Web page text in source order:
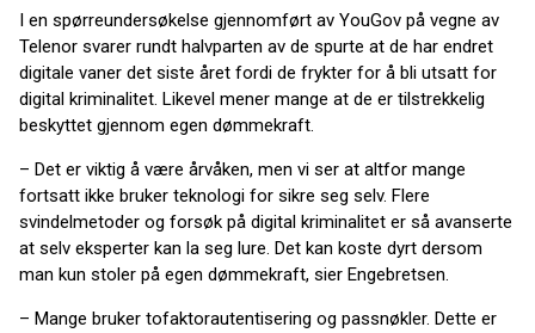
I en spørreundersøkelse gjennomført av YouGov på vegne av
Telenor svarer rundt halvparten av de spurte at de har endret
digitale vaner det siste året fordi de frykter for å bli utsatt for
digital kriminalitet. Likevel mener mange at de er tilstrekkelig
beskyttet gjennom egen dømmekraft.
– Det er viktig å være årvåken, men vi ser at altfor mange
fortsatt ikke bruker teknologi for sikre seg selv. Flere
svindelmetoder og forsøk på digital kriminalitet er så avanserte
at selv eksperter kan la seg lure. Det kan koste dyrt dersom
man kun stoler på egen dømmekraft, sier Engebretsen.
– Mange bruker tofaktorautentisering og passnøkler. Dette er